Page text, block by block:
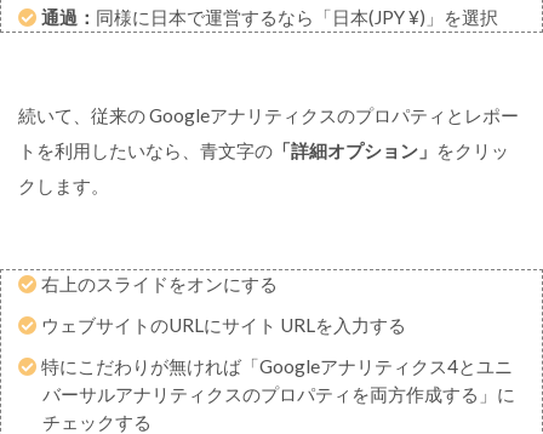
ィ
ク
設
定
方
法
い
：
ま
と
め
通過： 同様に日本で運営するなら「日本(JPY ¥)」を選択
続いて、従来の Googleアナリティクスのプロパティとレポー
トを利用したいなら、青文字の 「詳細オプション」 をクリッ
クします。
右上のスライドをオンにする
ウェブサイトのURLにサイト URLを入力する
特にこだわりが無ければ「Googleアナリティクス4とユニ
バーサルアナリティクスのプロパティを両方作成する」に
チェックする